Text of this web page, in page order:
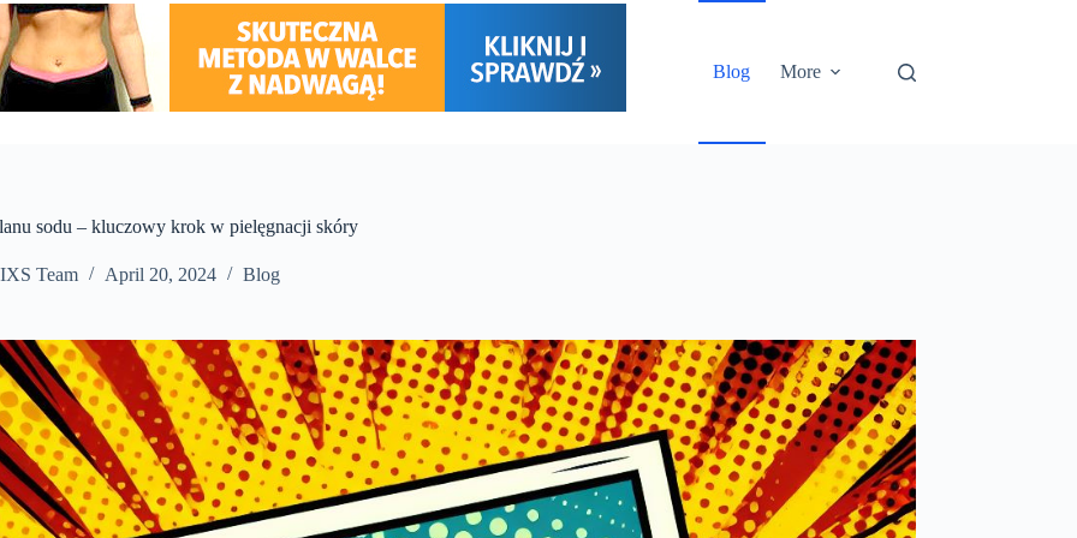
Blog
More
sodu – kluczowy krok w pielęgnacji skóry
IXS Team April 20, 2024 Blog